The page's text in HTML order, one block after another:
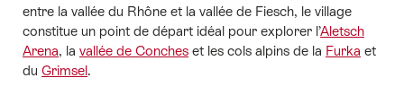
entre la vallée du Rhône et la vallée de Fiesch, le village
constitue un point de départ idéal pour explorer l’Aletsch
Arena, la vallée de Conches et les cols alpins de la Furka et
du Grimsel.